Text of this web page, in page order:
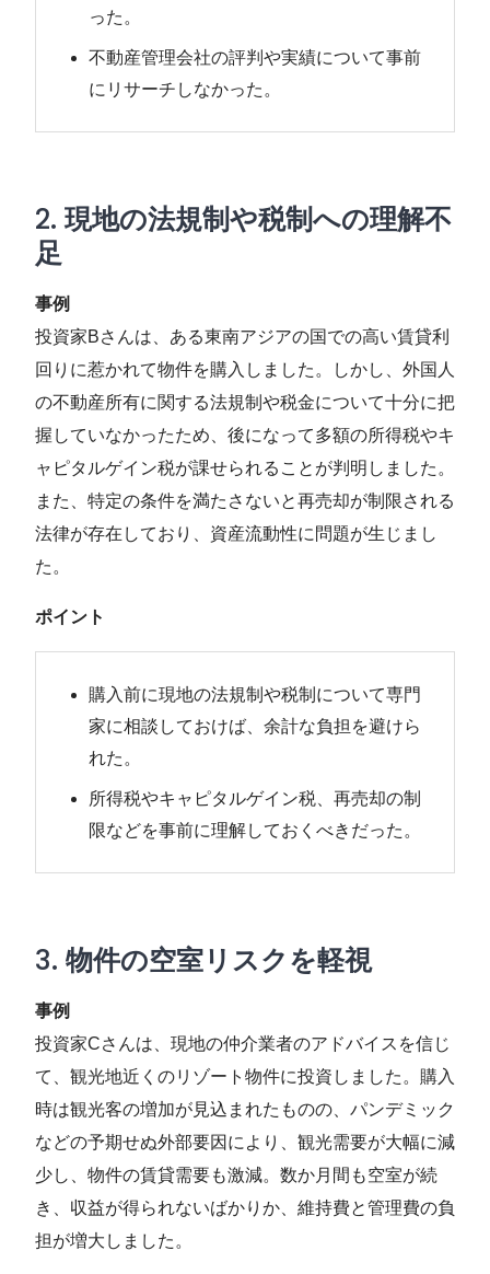
った。
不動産管理会社の評判や実績について事前
にリサーチしなかった。
2. 現地の法規制や税制への理解不
足
事例
投資家Bさんは、ある東南アジアの国での高い賃貸利
回りに惹かれて物件を購入しました。しかし、外国人
の不動産所有に関する法規制や税金について十分に把
握していなかったため、後になって多額の所得税やキ
ャピタルゲイン税が課せられることが判明しました。
また、特定の条件を満たさないと再売却が制限される
法律が存在しており、資産流動性に問題が生じまし
た。
ポイント
購入前に現地の法規制や税制について専門
家に相談しておけば、余計な負担を避けら
れた。
所得税やキャピタルゲイン税、再売却の制
限などを事前に理解しておくべきだった。
3. 物件の空室リスクを軽視
事例
投資家Cさんは、現地の仲介業者のアドバイスを信じ
て、観光地近くのリゾート物件に投資しました。購入
時は観光客の増加が見込まれたものの、パンデミック
などの予期せぬ外部要因により、観光需要が大幅に減
少し、物件の賃貸需要も激減。数か月間も空室が続
き、収益が得られないばかりか、維持費と管理費の負
担が増大しました。